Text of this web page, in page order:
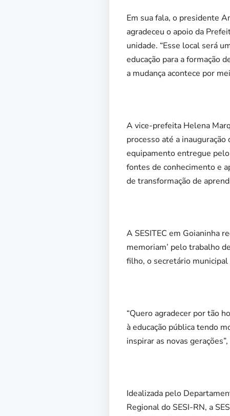
Em sua fala, o presidente
agradeceu o apoio da
unidade. “Esse local será
educação para a formação
a mudança acontece por
A vice-prefeita Helena
processo até a
equipamento entregue
fontes de conhecimento e
de transformação de
A SESITEC em Goianinha
memoriam’ pelo trabalho
filho, o secretário
“Quero agradecer por tão
à educação pública tendo
inspirar as novas
Idealizada pelo
Regional do SESI-RN, a